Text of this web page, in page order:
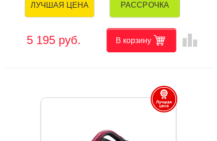
ЛУЧШАЯ ЦЕНА РАССРОЧКА
5 195 руб. В корзину leaderboard